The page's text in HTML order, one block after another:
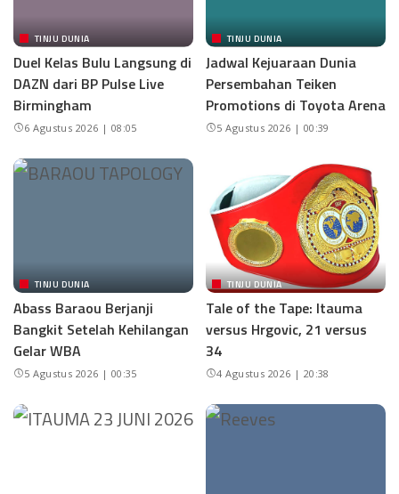
TINJU DUNIA
Duel Kelas Bulu Langsung di
DAZN dari BP Pulse Live
Birmingham
6 Agustus 2026 | 08:05
TINJU DUNIA
Jadwal Kejuaraan Dunia
Persembahan Teiken
Promotions di Toyota Arena
5 Agustus 2026 | 00:39
TINJU DUNIA
Abass Baraou Berjanji
Bangkit Setelah Kehilangan
Gelar WBA
5 Agustus 2026 | 00:35
TINJU DUNIA
Tale of the Tape: Itauma
versus Hrgovic, 21 versus
34
4 Agustus 2026 | 20:38